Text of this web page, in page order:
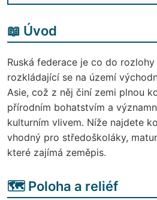
📖 Úvod
Ruská federace je co do
rozkládající se na území
Asie, což z něj činí zemi plnou
přírodním bohatstvím a
kulturním vlivem. Níže najdete
vhodný pro středoškoláky,
které zajímá zeměpis.
🗺️ Poloha a reliéf